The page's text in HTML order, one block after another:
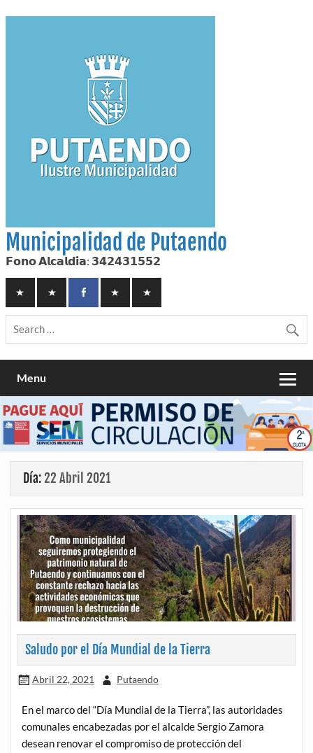
to
Municipalidad de Putaendo
𝗙𝗼𝗻𝗼 𝗔𝗹𝗰𝗮𝗹𝗱𝗶́𝗮: 𝟯𝟰𝟮𝟰𝟯𝟭𝟱𝟱𝟮
Menu
Día: 22 Abril 2021
Saludo por el Día Mundial de la Tierra
Abril 22, 2021 Putaendo
En el marco del “Día Mundial de la Tierra”, las autoridades
comunales encabezadas por el alcalde Sergio Zamora
desean renovar el compromiso de protección del